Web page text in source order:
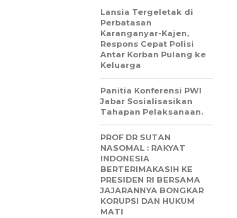
Lansia Tergeletak di
Perbatasan
Karanganyar-Kajen,
Respons Cepat Polisi
Antar Korban Pulang ke
Keluarga
Panitia Konferensi PWI
Jabar Sosialisasikan
Tahapan Pelaksanaan.
PROF DR SUTAN
NASOMAL : RAKYAT
INDONESIA
BERTERIMAKASIH KE
PRESIDEN RI BERSAMA
JAJARANNYA BONGKAR
KORUPSI DAN HUKUM
MATI